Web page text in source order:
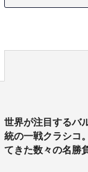
世界が注目するバ
統の一戦クラシコ
てきた数々の名勝